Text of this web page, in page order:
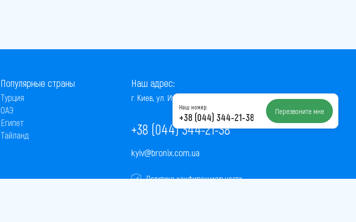
Популярные страны
Турция
ОАЭ
Египет
Тайланд
Наш адрес:
г. Киев, ул. Институтская, 22/7, оф. 41
+38 (044) 344-21-38
kyiv@bronix.com.ua
Политика конфиденциальности
Наш номер:
+38 (044) 344-21-38 Перезвоните мне